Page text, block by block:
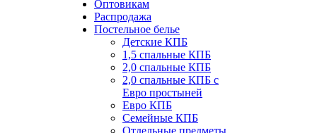
Оптовикам
Распродажа
Постельное белье
Детские КПБ
1,5 спальные КПБ
2,0 спальные КПБ
2,0 спальные КПБ с
Евро простыней
Евро КПБ
Семейные КПБ
Отдельные предметы